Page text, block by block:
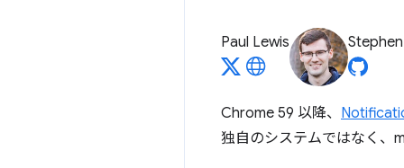
Paul Lewis
Chrome 59 以降、
独自のシステムではなく、